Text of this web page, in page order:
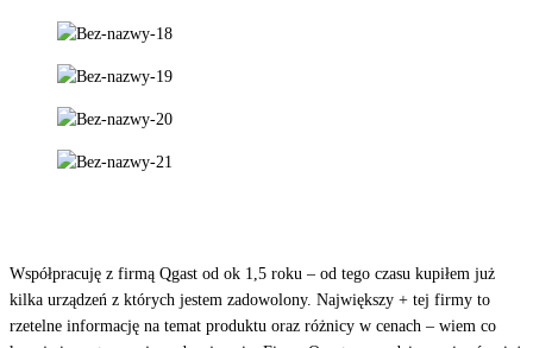
Współpracuję z firmą Qgast od ok 1,5 roku – od tego czasu kupiłem już
kilka urządzeń z których jestem zadowolony. Największy + tej firmy to
rzetelne informację na temat produktu oraz różnicy w cenach – wiem co